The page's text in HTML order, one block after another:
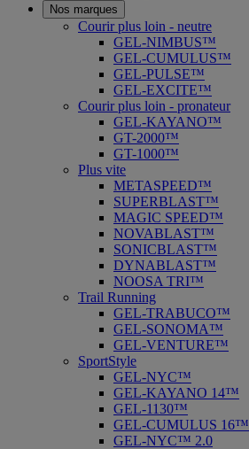
Nos marques
Courir plus loin - neutre
GEL-NIMBUS™
GEL-CUMULUS™
GEL-PULSE™
GEL-EXCITE™
Courir plus loin - pronateur
GEL-KAYANO™
GT-2000™
GT-1000™
Plus vite
METASPEED™
SUPERBLAST™
MAGIC SPEED™
NOVABLAST™
SONICBLAST™
DYNABLAST™
NOOSA TRI™
Trail Running
GEL-TRABUCO™
GEL-SONOMA™
GEL-VENTURE™
SportStyle
GEL-NYC™
GEL-KAYANO 14™
GEL-1130™
GEL-CUMULUS 16™
GEL-NYC™ 2.0